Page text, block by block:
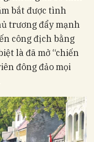
bắt được tình
trương đẩy mạnh
công địch bằng
là đã mở “chiến
đông đảo mọi